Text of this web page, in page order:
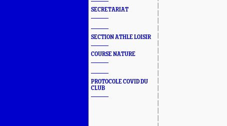
SECRETARIAT
SECTION ATHLE LOISIR
COURSE NATURE
PROTOCOLE COVID DU
CLUB